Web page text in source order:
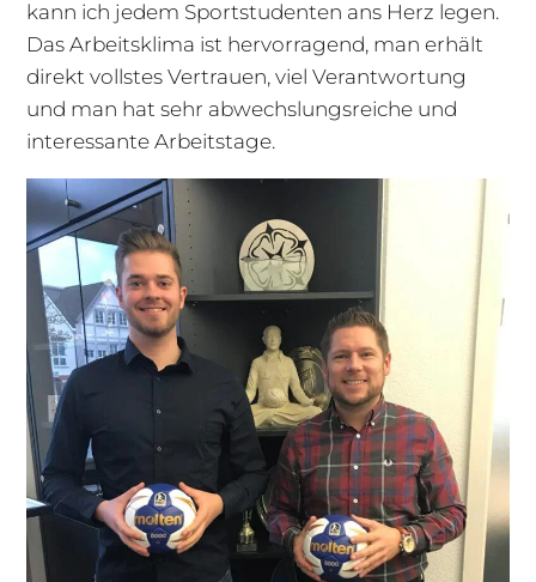
kann ich jedem Sportstudenten ans Herz legen.
Das Arbeitsklima ist hervorragend, man erhält
direkt vollstes Vertrauen, viel Verantwortung
und man hat sehr abwechslungsreiche und
interessante Arbeitstage.